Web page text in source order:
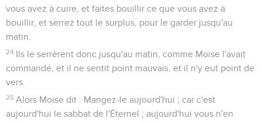
vous avez à cuire, et faites bouillir ce que vous avez à
bouillir, et serrez tout le surplus, pour le garder jusqu'au
matin.
24 Ils le serrèrent donc jusqu'au matin, comme Moïse l'avait
commandé, et il ne sentit point mauvais, et il n'y eut point de
vers.
25 Alors Moïse dit : Mangez-le aujourd'hui ; car c'est
aujourd'hui le sabbat de l'Éternel ; aujourd'hui vous n'en